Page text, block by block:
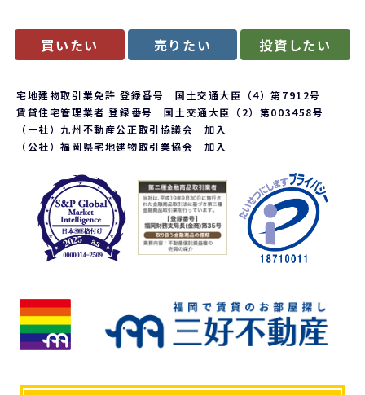
買いたい 売りたい 投資したい
宅地建物取引業免許 登録番号 国土交通大臣（4）第7912号
賃貸住宅管理業者 登録番号 国土交通大臣（2）第003458号
（一社）九州不動産公正取引協議会 加入
（公社）福岡県宅地建物取引業協会 加入